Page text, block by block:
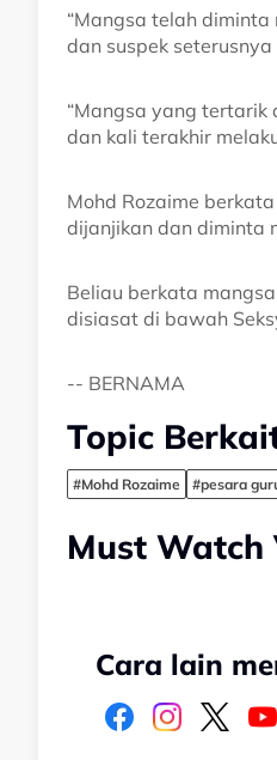
“Mangsa telah
dan suspek
“Mangsa yang
dan kali terakhir
Mohd Rozaime
dijanjikan dan diminta
Beliau berkata
disiasat di bawah
-- BERNAMA
Topic
#Mohd Rozaime #pesara
Must Watch
Cara lain